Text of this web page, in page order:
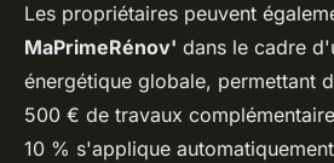
Les propriétaires peuvent
MaPrimeRénov' dans le cadre
énergétique globale, permettant
500 € de travaux
10 % s'applique